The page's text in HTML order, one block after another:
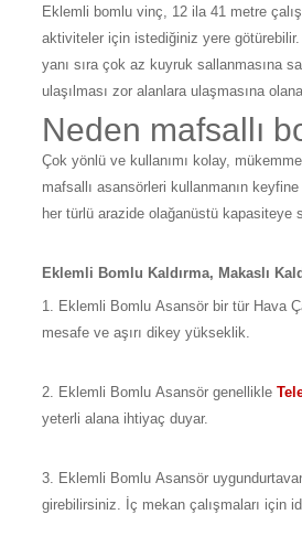
Eklemli bomlu vinç, 12 ila 41 metre
aktiviteler için istediğiniz yere
yanı sıra çok az kuyruk sallanmasına
ulaşılması zor alanlara ulaşmasına
Neden mafsallı
Çok yönlü ve kullanımı kolay,
mafsallı asansörleri kullanmanın
her türlü arazide olağanüstü kapasiteye
Eklemli Bomlu Kaldırma, Makaslı
1. Eklemli Bomlu Asansör bir tür Hava
mesafe ve aşırı dikey yükseklik.
2. Eklemli Bomlu Asansör genellikle
yeterli alana ihtiyaç duyar.
3. Eklemli Bomlu Asansör
girebilirsiniz. İç mekan çalışmaları için